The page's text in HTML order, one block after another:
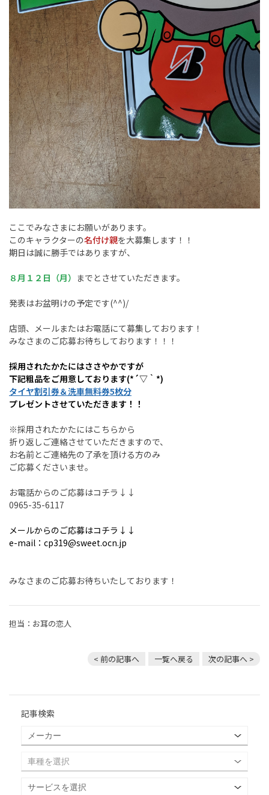
ここでみなさまにお願いがあります。
このキャラクターの名付け親を大募集します！！
期日は誠に勝手ではありますが、
８月１２日（月） までとさせていただきます。
発表はお盆明けの予定です(^^)/
店頭、メールまたはお電話にて募集しております！
みなさまのご応募お待ちしております！！！
採用されたかたにはささやかですが
下記粗品をご用意しております(*´▽｀*)
タイヤ割引券＆洗車無料券5枚分
プレゼントさせていただきます！！
※採用されたかたにはこちらから
折り返しご連絡させていただきますので、
お名前とご連絡先の了承を頂ける方のみ
ご応募くださいませ。
お電話からのご応募はコチラ↓↓
0965-35-6117
メールからのご応募はコチラ↓↓
e-mail：cp319@sweet.ocn.jp
みなさまのご応募お待ちいたしております！
担当：お耳の恋人
< 前の記事へ 一覧へ戻る 次の記事へ >
記事検索